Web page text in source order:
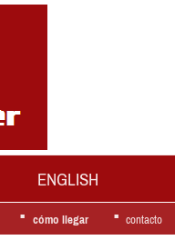
ENGLISH
cómo llegar contacto